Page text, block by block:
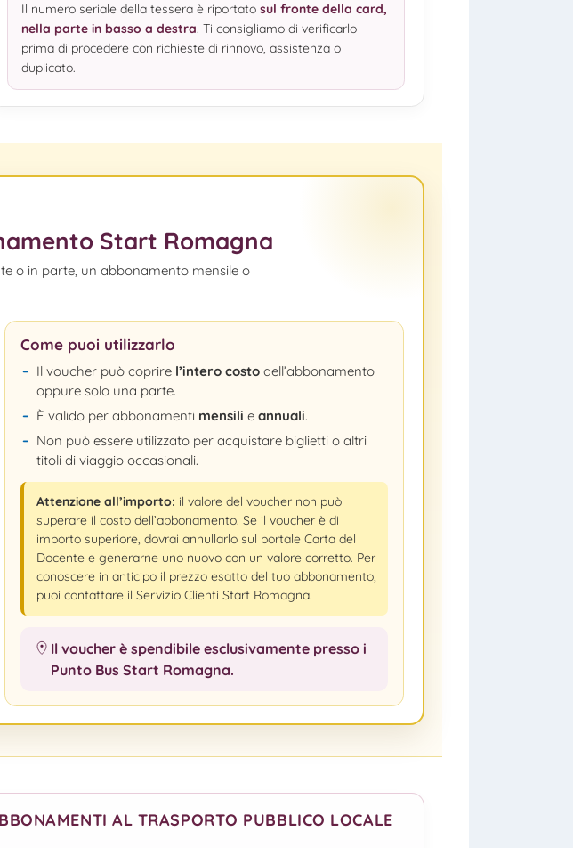
Il numero seriale della tessera è riportatosul fronte della card,
nella parte in basso a destra. Ti consigliamo di verificarlo
prima di procedere con richieste di rinnovo, assistenza o
duplicato.
Start Romagna
o in parte, un abbonamento mensile o
Come puoi utilizzarlo
Il voucher può coprire l’intero costodell’abbonamento
oppure solo una parte.
È valido per abbonamenti mensili e annuali.
Non può essere utilizzato per acquistare biglietti o altri
titoli di viaggio occasionali.
Attenzione all’importo: il valore del voucher non può
superare il costo dell’abbonamento. Se il voucher è di
importo superiore, dovrai annullarlo sul portale Carta del
Docente e generarne uno nuovo con un valore corretto. Per
conoscere in anticipo il prezzo esatto del tuo abbonamento,
puoi contattare il Servizio Clienti Start Romagna.
Il voucher è spendibile esclusivamente presso i
Punto Bus Start Romagna.
AL TRASPORTO PUBBLICO LOCALE